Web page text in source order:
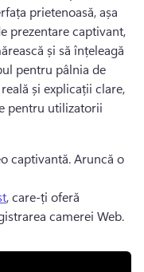
prietenoasă, așa
prezentare captivant,
și să înțeleagă
pentru pâlnia de
și explicații clare,
pentru utilizatorii
captivantă. Aruncă o
, care-ți oferă
camerei Web.